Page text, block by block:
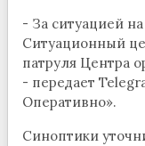
- За ситуацией
Ситуационный
патруля Центра
- передает
Оперативно».
Синоптики